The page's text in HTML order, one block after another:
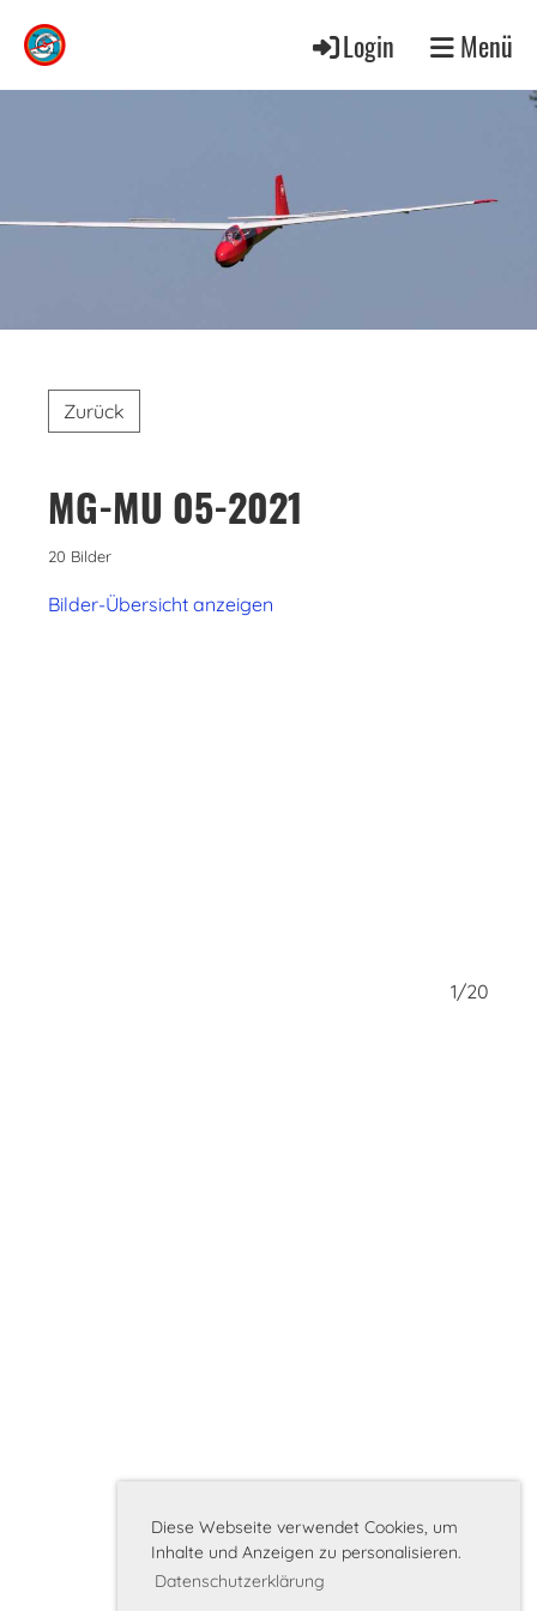
Diese Webseite verwendet Cookies, um
Inhalte und Anzeigen zu personalisieren.
Datenschutzerklärung
Login Menü
Zurück
MG-MU 05-2021
20 Bilder
Bilder-Übersicht anzeigen
1/20